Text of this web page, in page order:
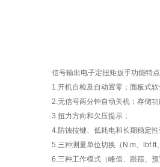
信号输出电子定扭矩扳手功能特
1.开机自检及自动置零；面板式
2.无信号两分钟自动关机；存储
3.扭力方向和欠压提示；
4.防蚀按键、低耗电和长期稳定
5.三种测量单位切换（ N.m、 lbf.ft
6.三种工作模式（峰值、跟踪、